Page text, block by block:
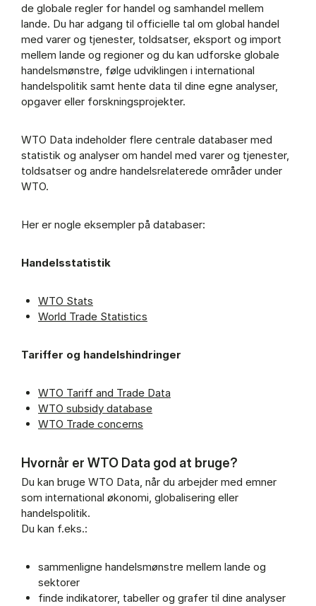
de globale regler for handel og samhandel mellem
lande. Du har adgang til officielle tal om global handel
med varer og tjenester, toldsatser, eksport og import
mellem lande og regioner og du kan udforske globale
handelsmønstre, følge udviklingen i international
handelspolitik samt hente data til dine egne analyser,
opgaver eller forskningsprojekter.
WTO Data indeholder flere centrale databaser med
statistik og analyser om handel med varer og tjenester,
toldsatser og andre handelsrelaterede områder under
WTO.
Her er nogle eksempler på databaser:
Handelsstatistik
WTO Stats
World Trade Statistics
Tariffer og handelshindringer
WTO Tariff and Trade Data
WTO subsidy database
WTO Trade concerns
Hvornår er WTO Data god at bruge?
Du kan bruge WTO Data, når du arbejder med emner
som international økonomi, globalisering eller
handelspolitik.
Du kan f.eks.:
sammenligne handelsmønstre mellem lande og
sektorer
finde indikatorer, tabeller og grafer til dine analyser